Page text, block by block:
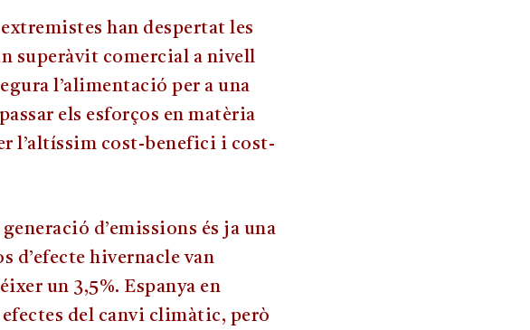
han despertat les
superàvit comercial a nivell
l’alimentació per a una
els esforços en matèria
l’altíssim cost-benefici i cost-
d’emissions és ja una
d’efecte hivernacle van
un 3,5%. Espanya en
del canvi climàtic, però